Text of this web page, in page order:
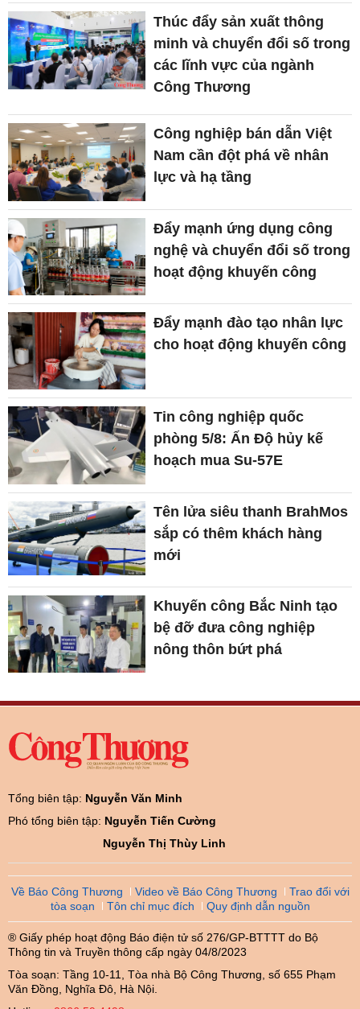
Thúc đẩy sản xuất thông
minh và chuyển đổi số trong
các lĩnh vực của ngành
Công Thương
Công nghiệp bán dẫn Việt
Nam cần đột phá về nhân
lực và hạ tầng
Đẩy mạnh ứng dụng công
nghệ và chuyển đổi số trong
hoạt động khuyến công
Đẩy mạnh đào tạo nhân lực
cho hoạt động khuyến công
Tin công nghiệp quốc
phòng 5/8: Ấn Độ hủy kế
hoạch mua Su-57E
Tên lửa siêu thanh BrahMos
sắp có thêm khách hàng
mới
Khuyến công Bắc Ninh tạo
bệ đỡ đưa công nghiệp
nông thôn bứt phá
Tổng biên tập: Nguyễn Văn Minh
Phó tổng biên tập: Nguyễn Tiến Cường
Nguyễn Thị Thùy Linh
Về Báo Công Thương Video về Báo Công Thương
Trao đổi với
tòa soạn
Tôn chỉ mục đích Quy định dẫn nguồn
® Giấy phép hoạt động Báo điện tử số 276/GP-BTTTT do Bộ
Thông tin và Truyền thông cấp ngày 04/8/2023
Tòa soạn: Tầng 10-11, Tòa nhà Bộ Công Thương, số 655 Phạm
Văn Đồng, Nghĩa Đô, Hà Nội.